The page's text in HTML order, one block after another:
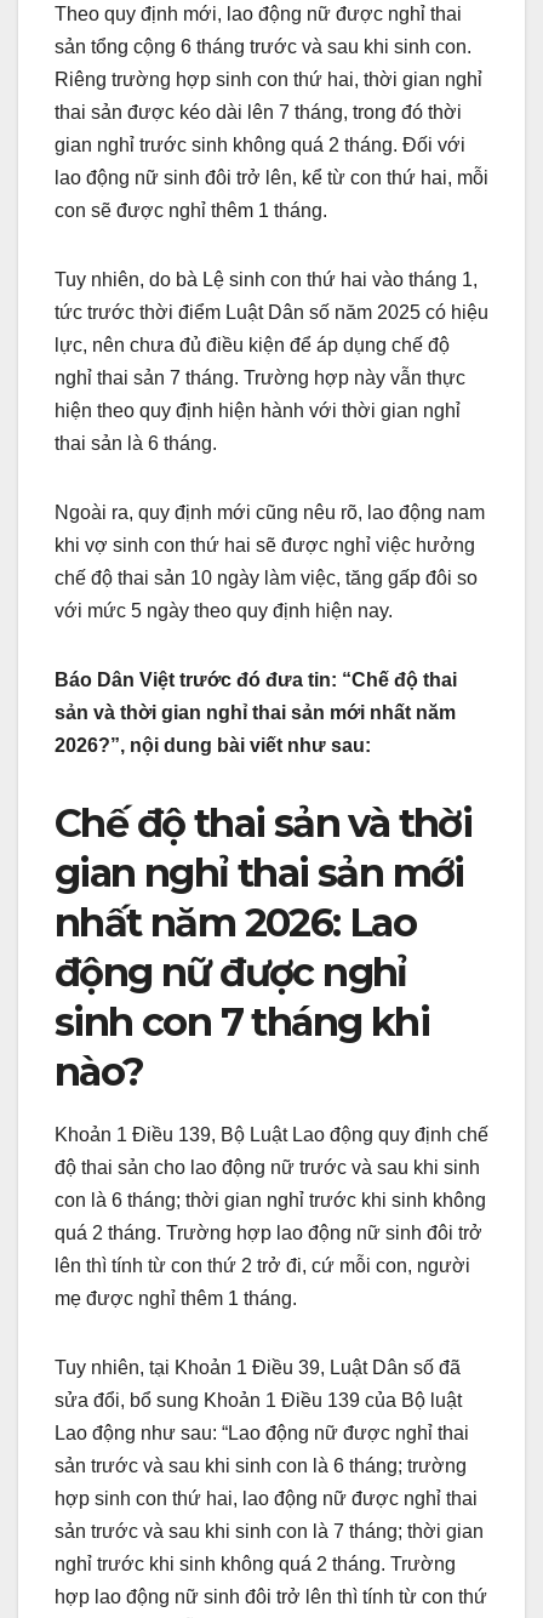
Theo quy định mới, lao động nữ được nghỉ thai
sản tổng cộng 6 tháng trước và sau khi sinh con.
Riêng trường hợp sinh con thứ hai, thời gian nghỉ
thai sản được kéo dài lên 7 tháng, trong đó thời
gian nghỉ trước sinh không quá 2 tháng. Đối với
lao động nữ sinh đôi trở lên, kể từ con thứ hai, mỗi
con sẽ được nghỉ thêm 1 tháng.
Tuy nhiên, do bà Lệ sinh con thứ hai vào tháng 1,
tức trước thời điểm Luật Dân số năm 2025 có hiệu
lực, nên chưa đủ điều kiện để áp dụng chế độ
nghỉ thai sản 7 tháng. Trường hợp này vẫn thực
hiện theo quy định hiện hành với thời gian nghỉ
thai sản là 6 tháng.
Ngoài ra, quy định mới cũng nêu rõ, lao động nam
khi vợ sinh con thứ hai sẽ được nghỉ việc hưởng
chế độ thai sản 10 ngày làm việc, tăng gấp đôi so
với mức 5 ngày theo quy định hiện nay.
Báo Dân Việt trước đó đưa tin: “Chế độ thai
sản và thời gian nghỉ thai sản mới nhất năm
2026?”, nội dung bài viết như sau:
Chế độ thai sản và thời
gian nghỉ thai sản mới
nhất năm 2026: Lao
động nữ được nghỉ
sinh con 7 tháng khi
nào?
Khoản 1 Điều 139, Bộ Luật Lao động quy định chế
độ thai sản cho lao động nữ trước và sau khi sinh
con là 6 tháng; thời gian nghỉ trước khi sinh không
quá 2 tháng. Trường hợp lao động nữ sinh đôi trở
lên thì tính từ con thứ 2 trở đi, cứ mỗi con, người
mẹ được nghỉ thêm 1 tháng.
Tuy nhiên, tại Khoản 1 Điều 39, Luật Dân số đã
sửa đổi, bổ sung Khoản 1 Điều 139 của Bộ luật
Lao động như sau: “Lao động nữ được nghỉ thai
sản trước và sau khi sinh con là 6 tháng; trường
hợp sinh con thứ hai, lao động nữ được nghỉ thai
sản trước và sau khi sinh con là 7 tháng; thời gian
nghỉ trước khi sinh không quá 2 tháng. Trường
hợp lao động nữ sinh đôi trở lên thì tính từ con thứ